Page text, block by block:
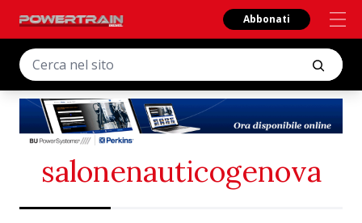
Abbonati
salonenauticogenova